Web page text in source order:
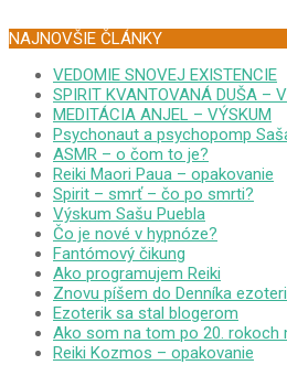
NAJNOVŠIE ČLÁNKY
VEDOMIE SNOVEJ EXISTENCIE
SPIRIT KVANTOVANÁ DUŠA –
MEDITÁCIA ANJEL – VÝSKUM
Psychonaut a psychopomp
ASMR – o čom to je?
Reiki Maori Paua – opakovanie
Spirit – smrť – čo po smrti?
Výskum Sašu Puebla
Čo je nové v hypnóze?
Fantómový čikung
Ako programujem Reiki
Znovu píšem do Denníka
Ezoterik sa stal blogerom
Ako som na tom po 20. rokoch
Reiki Kozmos – opakovanie